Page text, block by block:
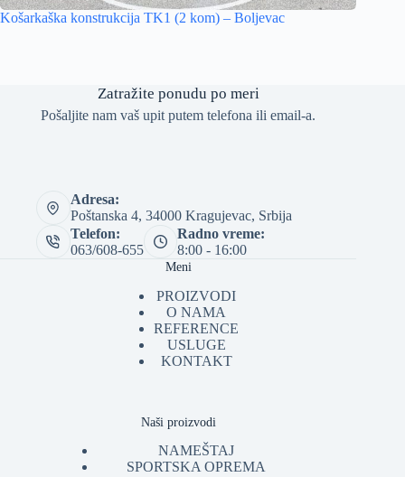
Košarkaška konstrukcija TK1 (2 kom) – Boljevac
Zatražite ponudu po meri
Pošaljite nam vaš upit putem telefona ili email-a.
Adresa:
Poštanska 4, 34000 Kragujevac, Srbija
Telefon:
063/608-655
Radno vreme:
8:00 - 16:00
Meni
PROIZVODI
O NAMA
REFERENCE
USLUGE
KONTAKT
Naši proizvodi
NAMEŠTAJ
SPORTSKA OPREMA